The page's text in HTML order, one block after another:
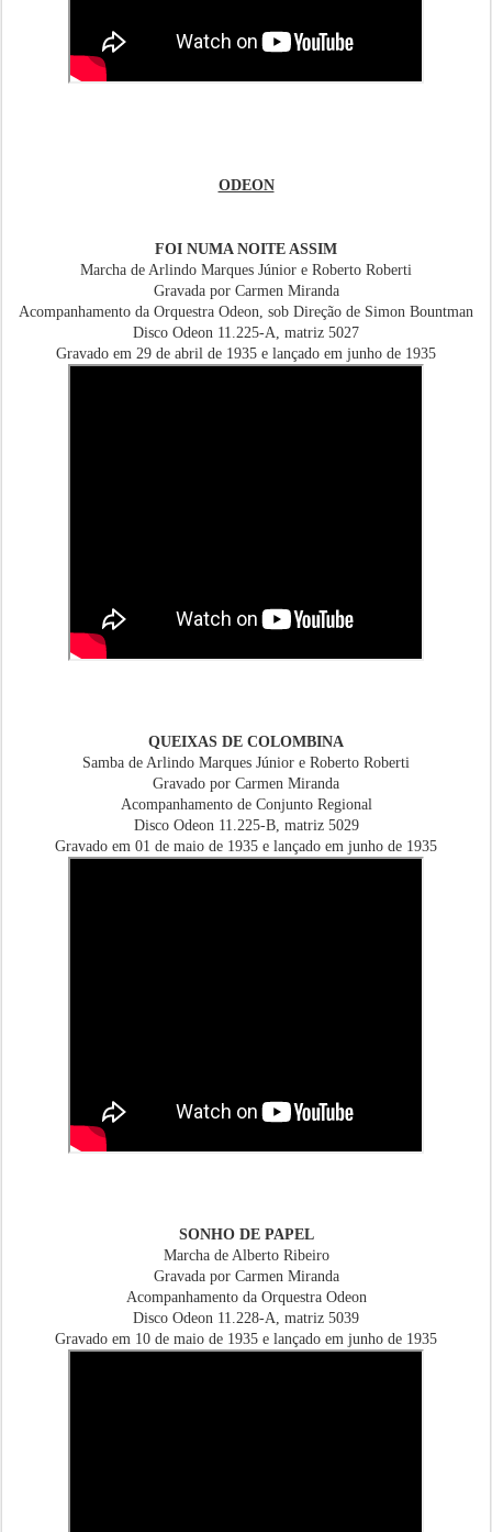
ODEON
FOI NUMA NOITE ASSIM
Marcha de Arlindo Marques Júnior e Roberto Roberti
Gravada por Carmen Miranda
Acompanhamento da Orquestra Odeon, sob Direção de Simon Bountman
Disco Odeon 11.225-A, matriz 5027
Gravado em 29 de abril de 1935 e lançado em junho de 1935
QUEIXAS DE COLOMBINA
Samba de Arlindo Marques Júnior e Roberto Roberti
Gravado por Carmen Miranda
Acompanhamento de Conjunto Regional
Disco Odeon 11.225-B, matriz 5029
Gravado em 01 de maio de 1935 e lançado em junho de 1935
SONHO DE PAPEL
Marcha de Alberto Ribeiro
Gravada por Carmen Miranda
Acompanhamento da Orquestra Odeon
Disco Odeon 11.228-A, matriz 5039
Gravado em 10 de maio de 1935 e lançado em junho de 1935